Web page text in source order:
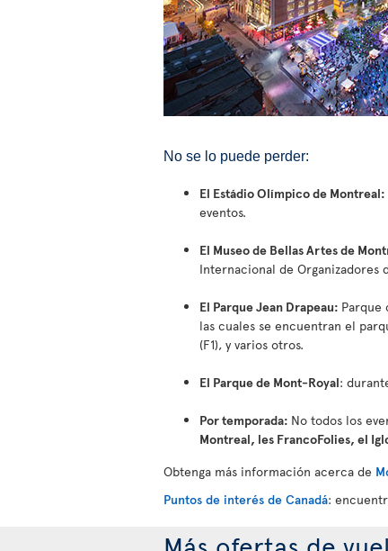
No se lo puede perder:
El Estádio Olímpico de Montreal:
eventos.
El Museo de Bellas Artes de
Internacional de Organizadores
El Parque Jean Drapeau: Parque
las cuales se encuentran el
(F1), y varios otros.
El Parque de Mont-Royal:
Por temporada: No todos los
Montreal, les FrancoFolies, el
Obtenga más información acerca de
Puntos de interés de Canadá: